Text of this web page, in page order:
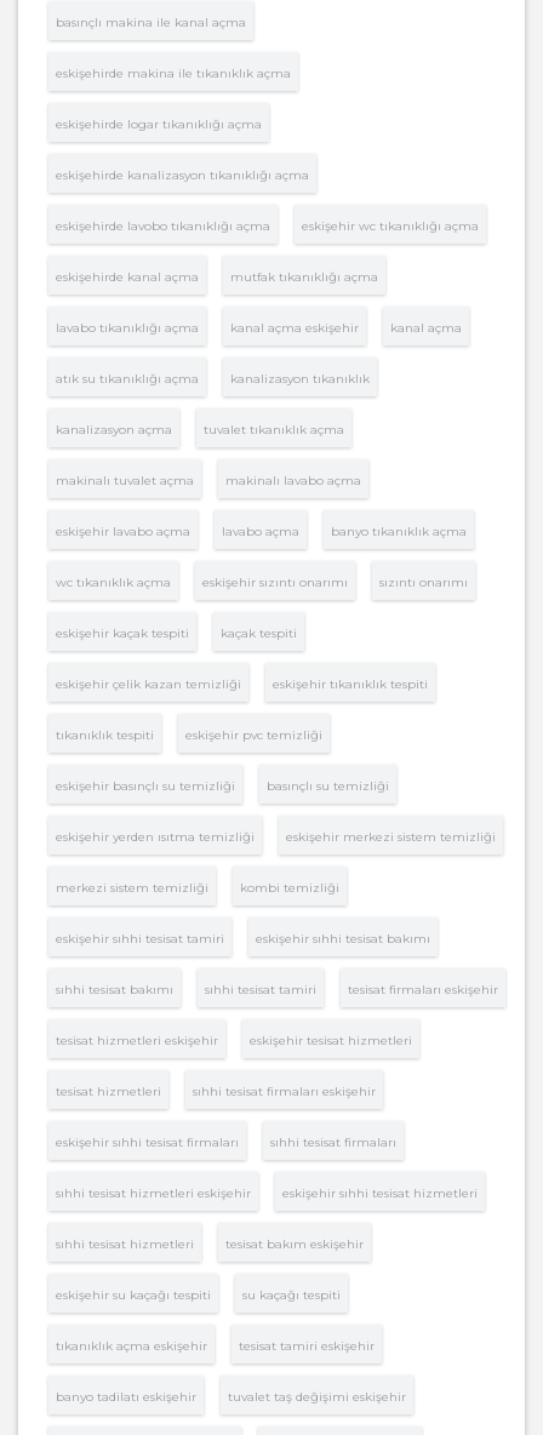
basınçlı makina ile kanal açma
eskişehirde makina ile tıkanıklık açma
eskişehirde logar tıkanıklığı açma
eskişehirde kanalizasyon tıkanıklığı açma
eskişehirde lavobo tıkanıklığı açma eskişehir wc tıkanıklığı açma
eskişehirde kanal açma mutfak tıkanıklığı açma
lavabo tıkanıklığı açma kanal açma eskişehir kanal açma
atık su tıkanıklığı açma kanalizasyon tıkanıklık
kanalizasyon açma tuvalet tıkanıklık açma
makinalı tuvalet açma makinalı lavabo açma
eskişehir lavabo açma lavabo açma banyo tıkanıklık açma
wc tıkanıklık açma eskişehir sızıntı onarımı sızıntı onarımı
eskişehir kaçak tespiti kaçak tespiti
eskişehir çelik kazan temizliği eskişehir tıkanıklık tespiti
tıkanıklık tespiti eskişehir pvc temizliği
eskişehir basınçlı su temizliği basınçlı su temizliği
eskişehir yerden ısıtma temizliği eskişehir merkezi sistem temizliği
merkezi sistem temizliği kombi temizliği
eskişehir sıhhi tesisat tamiri eskişehir sıhhi tesisat bakımı
sıhhi tesisat bakımı sıhhi tesisat tamiri tesisat firmaları eskişehir
tesisat hizmetleri eskişehir eskişehir tesisat hizmetleri
tesisat hizmetleri sıhhi tesisat firmaları eskişehir
eskişehir sıhhi tesisat firmaları sıhhi tesisat firmaları
sıhhi tesisat hizmetleri eskişehir eskişehir sıhhi tesisat hizmetleri
sıhhi tesisat hizmetleri tesisat bakım eskişehir
eskişehir su kaçağı tespiti su kaçağı tespiti
tıkanıklık açma eskişehir tesisat tamiri eskişehir
banyo tadilatı eskişehir tuvalet taş değişimi eskişehir